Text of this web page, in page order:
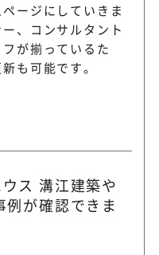
ージにしていきま
、コンサルタント
が揃っているた
も可能です。
ス 溝江建築や
が確認できま